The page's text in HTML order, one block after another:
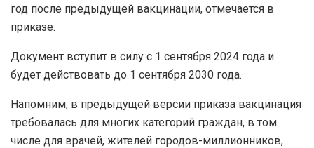
год после предыдущей вакцинации, отмечается в
приказе.
Документ вступит в силу с 1 сентября 2024 года и
будет действовать до 1 сентября 2030 года.
Напомним, в предыдущей версии приказа вакцинация
требовалась для многих категорий граждан, в том
числе для врачей, жителей городов-миллионников,